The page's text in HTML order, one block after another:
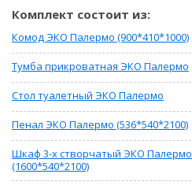
Комплект состоит из:
Комод ЭКО Палермо (900*410*1000)
Тумба прикроватная ЭКО Палермо
Стол туалетный ЭКО Палермо
Пенал ЭКО Палермо (536*540*2100)
Шкаф 3-х створчатый ЭКО Палермо
(1600*540*2100)